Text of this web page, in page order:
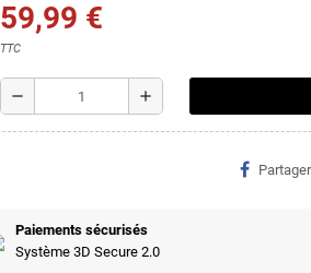
59,99 €
TTC
remove add
Partager
Paiements sécurisés
Système 3D Secure 2.0